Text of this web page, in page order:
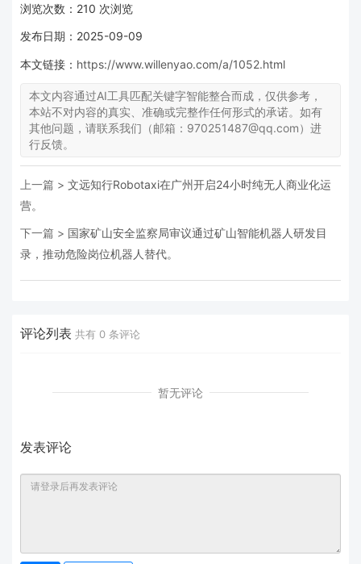
浏览次数： 210 次浏览
发布日期：2025-09-09
本文链接： https://www.willenyao.com/a/1052.html
本文内容通过AI工具匹配关键字智能整合而成，仅供参考，
本站不对内容的真实、准确或完整作任何形式的承诺。如有
其他问题，请联系我们（邮箱：970251487@qq.com）进
行反馈。
上一篇 > 文远知行Robotaxi在广州开启24小时纯无人商业化运
营。
下一篇 > 国家矿山安全监察局审议通过矿山智能机器人研发目
录，推动危险岗位机器人替代。
评论列表 共有 0 条评论
暂无评论
发表评论